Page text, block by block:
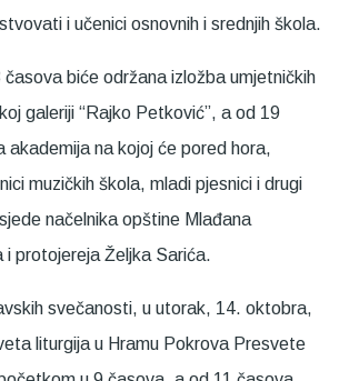
i učenici osnovnih i srednjih škola.
časova biće održana izložba umjetničkih
galeriji “Rajko Petković”, a od 19
akademija na kojoj će pored hora,
muzičkih škola, mladi pjesnici i drugi
načelnika opštine Mlađana
i protojereja Željka Sarića.
svečanosti, u utorak, 14. oktobra,
liturgija u Hramu Pokrova Presvete